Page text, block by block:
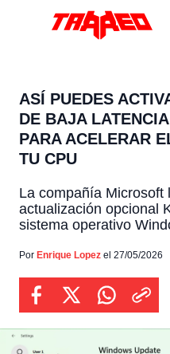
ASÍ PUEDES
DE BAJA
PARA ACELERAR
TU CPU
La compañía Microsoft
actualización opcional
sistema operativo
de 2026 una
Latencia”. Aunque la
modificación de
Por Enrique Lopez el 27/05/2026